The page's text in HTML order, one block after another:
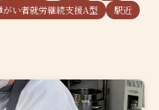
がい者就労継続支援A型
駅近